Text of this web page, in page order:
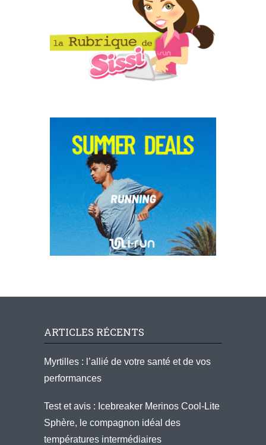
ARTICLES RÉCENTS
Myrtilles : l’allié de votre santé et de vos
performances
Test et avis : Icebreaker Merinos Cool-Lite
Sphère, le compagnon idéal des
températures intermédiaires